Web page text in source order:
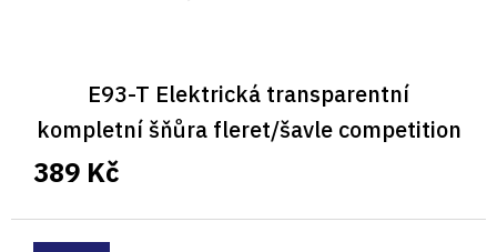
E93-T Elektrická transparentní
kompletní šňůra fleret/šavle competition
389 Kč